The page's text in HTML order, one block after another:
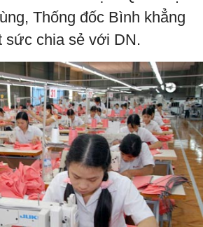
Thống đốc Bình khẳng
sức chia sẻ với DN.